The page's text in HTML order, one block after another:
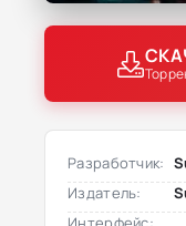
Разработчик:
Издатель: